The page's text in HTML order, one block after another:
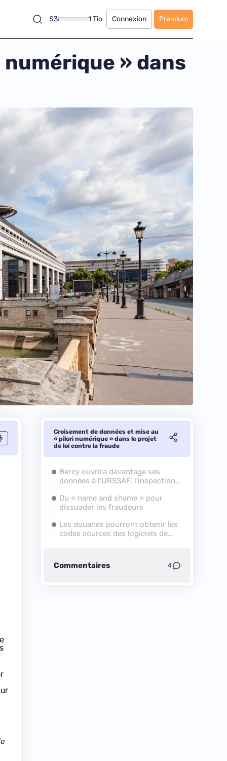
S3 1 Tio Connexion Premium
» dans
Croisement de données et mise au
« pilori numérique » dans le projet
de loi contre la fraude
Bercy ouvrira davantage ses
données à l'URSSAF, l'inspection
Du « name and shame » pour
dissuader les fraudeurs
Les douanes pourront obtenir les
codes sources des logiciels de
Commentaires 4